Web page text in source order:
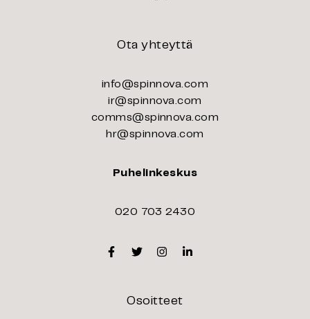
Ota yhteyttä
info@spinnova.com
ir@spinnova.com
comms@spinnova.com
hr@spinnova.com
Puhelinkeskus
020 703 2430
Facebook
TwitterInstagram
Linkedin
Osoitteet